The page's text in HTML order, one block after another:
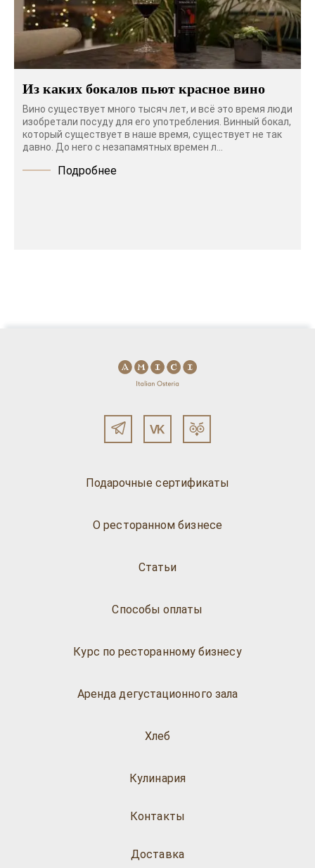
Из каких бокалов пьют красное вино
Вино существует много тысяч лет, и всё это время люди
изобретали посуду для его употребления. Винный бокал,
который существует в наше время, существует не так
давно. До него с незапамятных времен л...
Подробнее
Подарочные сертификаты
О ресторанном бизнесе
Статьи
Способы оплаты
Курс по ресторанному бизнесу
Аренда дегустационного зала
Хлеб
Кулинария
Доставка
Контакты